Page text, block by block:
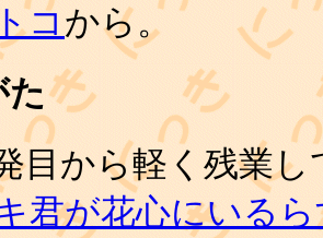
コ から。
た
目から軽く残業
君が花心にいる